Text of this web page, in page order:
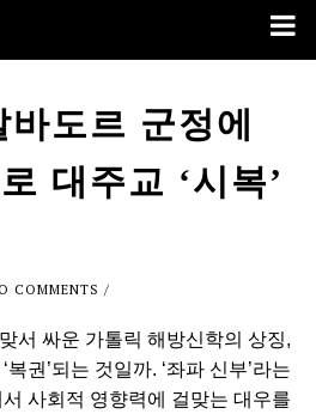
도르 군정에
대주교 ‘시복’
COMMENTS /
서 싸운 가톨릭 해방신학의 상징,
권’되는 것일까. ‘좌파 신부’라는
사회적 영향력에 걸맞는 대우를